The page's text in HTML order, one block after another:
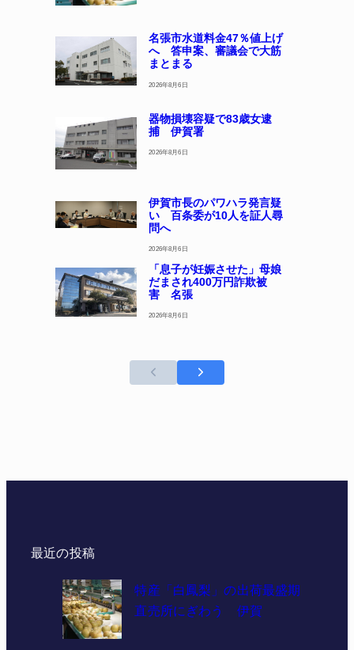
名張市水道料金47％値上げ
へ 答申案、審議会で大筋
まとまる
2026年8月6日
器物損壊容疑で83歳女逮
捕 伊賀署
2026年8月6日
伊賀市長のパワハラ発言疑
い 百条委が10人を証人尋
問へ
2026年8月6日
「息子が妊娠させた」母娘
だまされ400万円詐欺被
害 名張
2026年8月6日
最近の投稿
特産「白鳳梨」の出荷最盛期
直売所にぎわう 伊賀